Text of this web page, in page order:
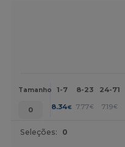
Tamanho 1-7 8-23 24-71
0 8.34€ 7.77€ 7.19€
Seleções: 0